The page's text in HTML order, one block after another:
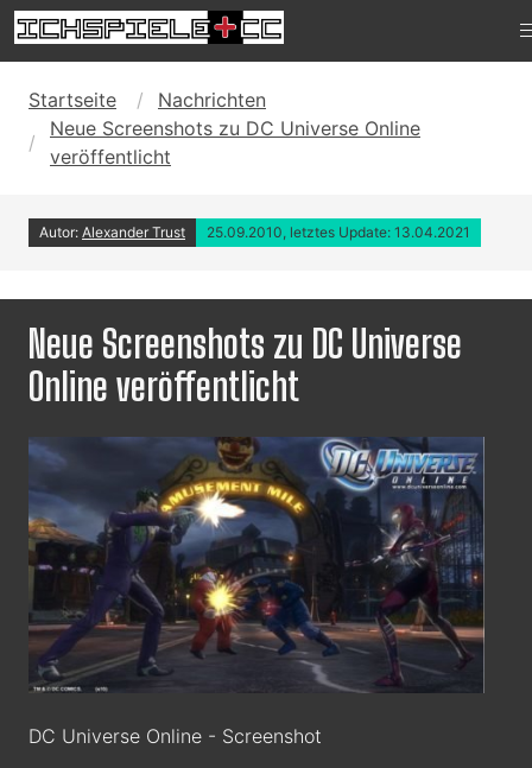
Startseite
Nachrichten
Neue Screenshots zu DC Universe Online
veröffentlicht
Autor: Alexander Trust 25.09.2010, letztes Update: 13.04.2021
Neue Screenshots zu DC Universe
Online veröffentlicht
DC Universe Online - Screenshot